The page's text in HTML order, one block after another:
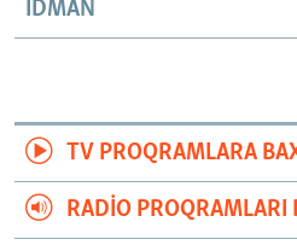
İDMAN
TV PROQRAMLARA
RADIO PROQRAMLARI